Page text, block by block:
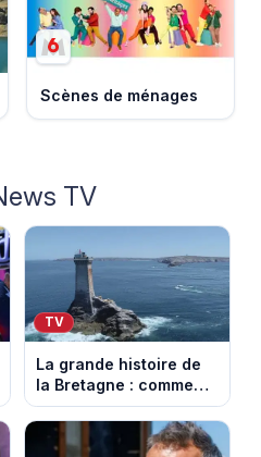
Scènes de ménages
TV
TV
La grande histoire de
la Bretagne : comment
les Bretons ont
défendu leur culture
au fil des décennies